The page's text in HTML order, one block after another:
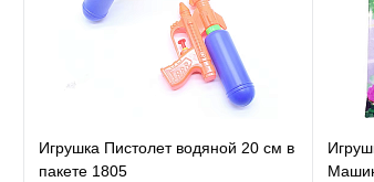
Игрушка Пистолет водяной 20 см в
пакете 1805